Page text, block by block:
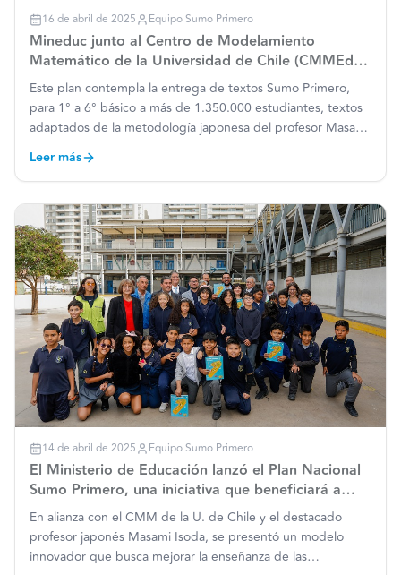
16 de abril de 2025 Equipo Sumo Primero
Mineduc junto al Centro de Modelamiento
Matemático de la Universidad de Chile (CMMEdu),
lanza “El Plan Nacional Sumo Primero”
Este plan contempla la entrega de textos Sumo Primero,
para 1° a 6° básico a más de 1.350.000 estudiantes, textos
adaptados de la metodología japonesa del profesor Masami
inteligencia artificial. La estrategia busca reno
Leer más
14 de abril de 2025 Equipo Sumo Primero
El Ministerio de Educación lanzó el Plan Nacional
Sumo Primero, una iniciativa que beneficiará a
más de 1.300.000 estudiantes y 30.000 docentes
En alianza con el CMM de la U. de Chile y el destacado
profesor japonés Masami Isoda, se presentó un modelo
innovador que busca mejorar la enseñanza de las